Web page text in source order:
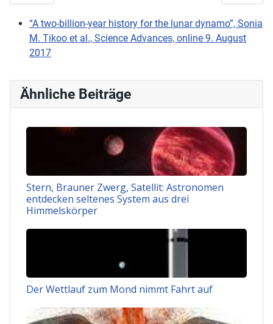
“A two-billion-year history for the lunar dynamo”, Sonia
M. Tikoo et al., Science Advances, online 9. August
2017
Ähnliche Beiträge
Stern, Brauner Zwerg, Satellit: Astronomen
entdecken seltenes System aus drei
Himmelskörper
Der Wettlauf zum Mond nimmt Fahrt auf